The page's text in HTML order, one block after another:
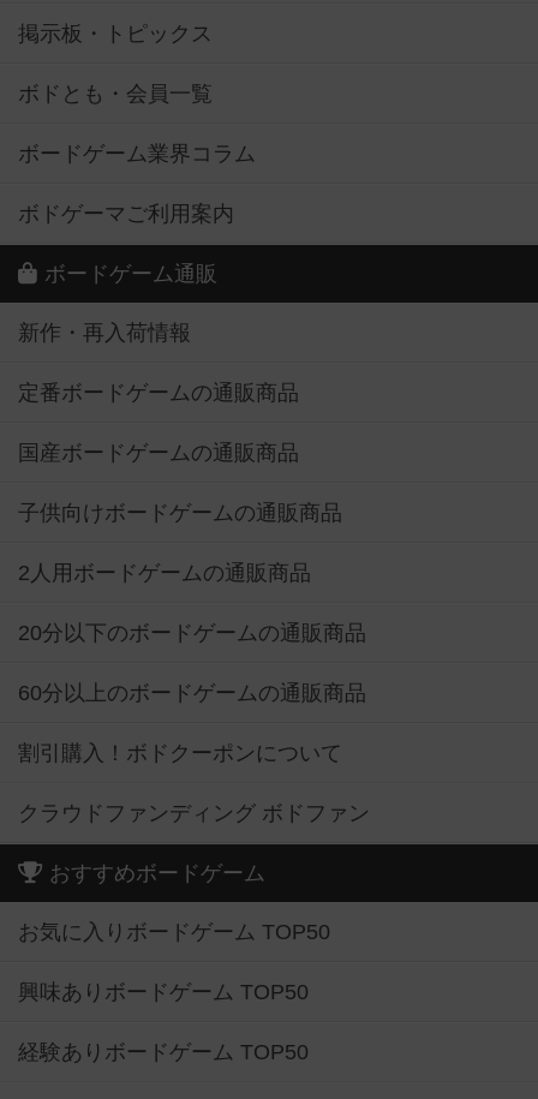
掲示板・トピックス
ボドとも・会員一覧
ボードゲーム業界コラム
ボドゲーマご利用案内
ボードゲーム通販
新作・再入荷情報
定番ボードゲームの通販商品
国産ボードゲームの通販商品
子供向けボードゲームの通販商品
2人用ボードゲームの通販商品
20分以下のボードゲームの通販商品
60分以上のボードゲームの通販商品
割引購入！ボドクーポンについて
クラウドファンディング ボドファン
おすすめボードゲーム
お気に入りボードゲーム TOP50
興味ありボードゲーム TOP50
経験ありボードゲーム TOP50